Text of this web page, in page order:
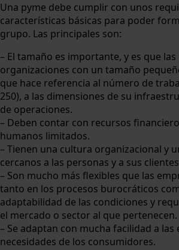
Una pyme debe cumplir con unos
características básicas para poder
grupo. Las principales son:
– El tamaño es importante, y es que
organizaciones con un tamaño
que hace referencia al número de
250), a las dimensiones de su
de operaciones.
– Deben contar con recursos
humanos limitados.
– Tienen una cultura organizacional y
cercanos a las personas y a sus
– Son mucho más flexibles que las
tanto en los procesos burocráticos
adaptabilidad de las condiciones y
el mercado o sector al que pertenecen.
– Se adaptan con mucha facilidad a las
necesidades de los consumidores.